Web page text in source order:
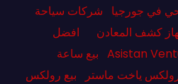
في جورجيا
شركات سياحة
كشف المعادن
افضل
Asistan بيع ساعة
رولكس ياخت ماستر
بيع رولكس